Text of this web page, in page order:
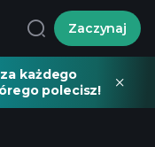
Zaczynaj
każdego
polecisz!